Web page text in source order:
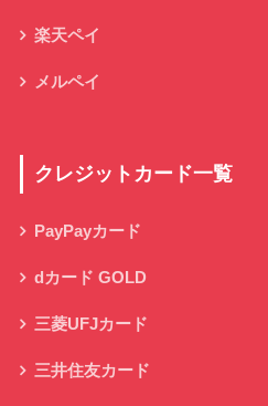
楽天ペイ
メルペイ
クレジットカード一覧
PayPayカード
dカード GOLD
三菱UFJカード
三井住友カード